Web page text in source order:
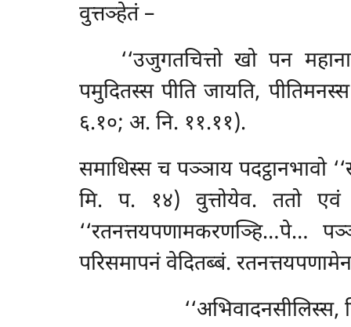
वुत्तञ्हेतं –
‘‘उजुगतचित्तो खो पन
पमुदितस्स पीति जायति,
६.१०; अ. नि. ११.११).
समाधिस्स च पञ्ञाय पदट्ठानभावो
मि. प. १४) वुत्तोयेव. ततो एवं
‘‘रतनत्तयपणामकरणञ्हि…पे…
परिसमापनं वेदितब्बं.
‘‘अभिवादनसीलिस्स,